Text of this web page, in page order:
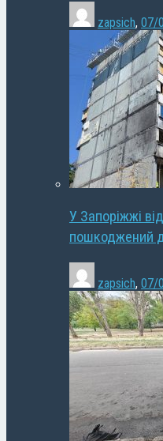
zapsich, 07/
У Запоріжжі
пошкоджений
zapsich, 07/